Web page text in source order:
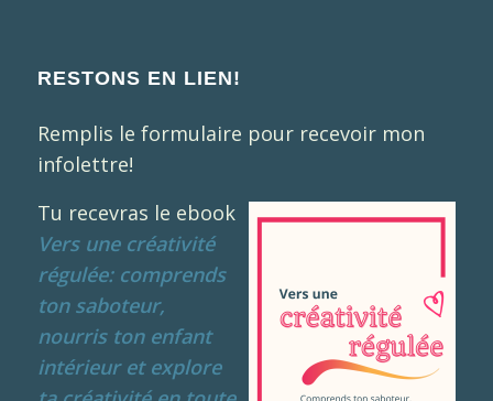
RESTONS EN LIEN!
Remplis le formulaire pour recevoir mon
infolettre!
Tu recevras le ebook
Vers une créativité
régulée: comprends
ton saboteur,
nourris ton enfant
intérieur et explore